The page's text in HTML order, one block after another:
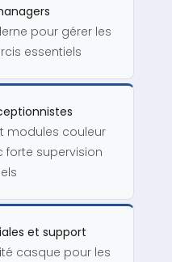
pour gérer les
essentiels
modules couleur
forte supervision
et support
casque pour les